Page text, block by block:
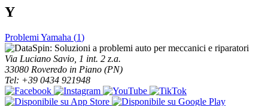
Y
Problemi Yamaha (1)
Via Luciano Savio, 1 int. 2 z.a.
33080 Roveredo in Piano (PN)
Tel: +39 0434 921948